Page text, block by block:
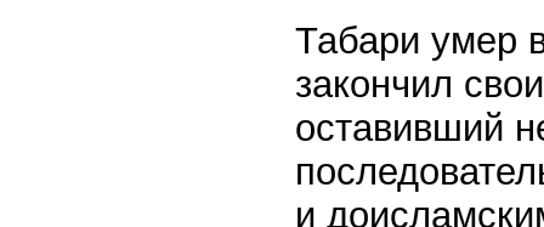
Табари умер
закончил
оставивший
и